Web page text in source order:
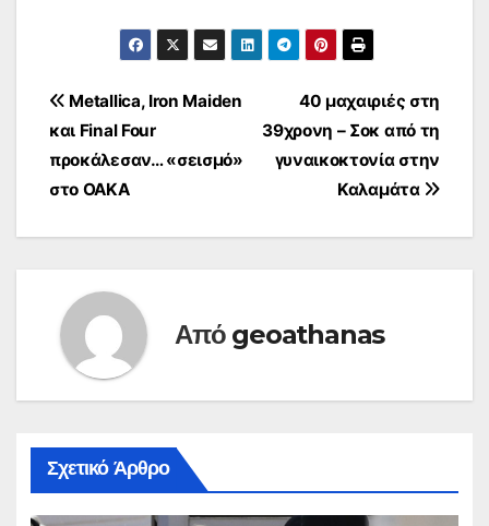
Πλοήγηση
άρθρων
40 μαχαιριές στη
39χρονη – Σοκ από τη
γυναικοκτονία στην
Καλαμάτα
Metallica, Iron Maiden
και Final Four
προκάλεσαν… «σεισμό»
στο ΟΑΚΑ
Από geoathanas
Σχετικό Άρθρο